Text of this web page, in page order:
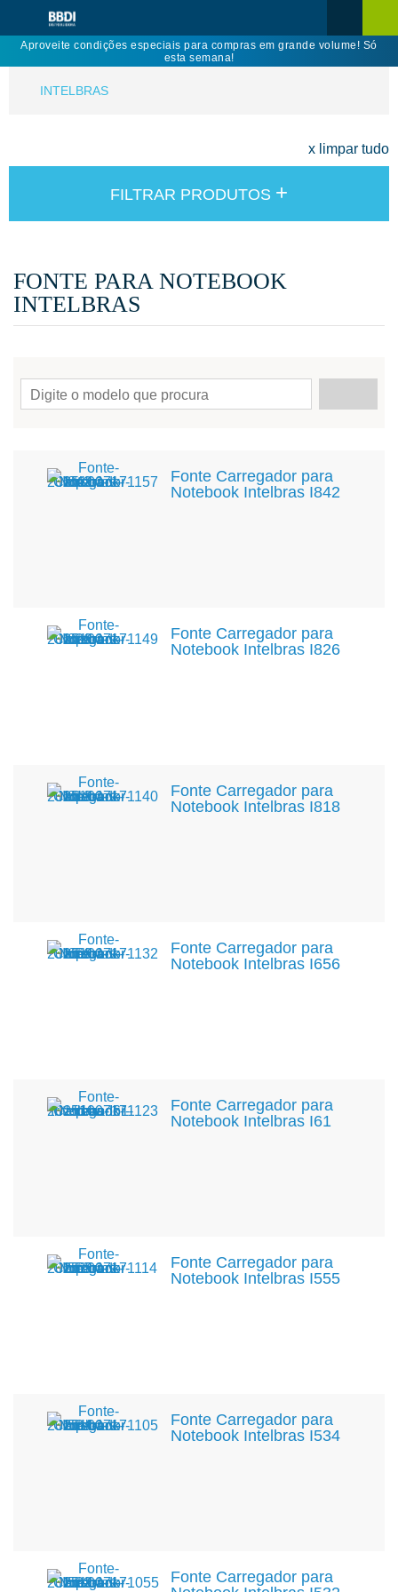
Aproveite condições especiais para compras em grande volume! Só
esta semana!
INTELBRAS
x limpar tudo
FILTRAR PRODUTOS +
FONTE PARA NOTEBOOK
INTELBRAS
Fonte Carregador para
Notebook Intelbras I842
Fonte Carregador para
Notebook Intelbras I826
Fonte Carregador para
Notebook Intelbras I818
Fonte Carregador para
Notebook Intelbras I656
Fonte Carregador para
Notebook Intelbras I61
Fonte Carregador para
Notebook Intelbras I555
Fonte Carregador para
Notebook Intelbras I534
Fonte Carregador para